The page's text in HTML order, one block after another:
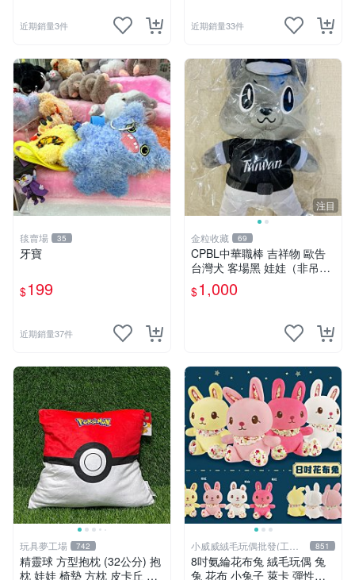
近期銷量3件 近期銷量33件
毯賣場 35
牙寶
$199
近期銷量37件
注目
金粒收藏 69
CPBL中華職棒 吉祥物 歐告
台灣犬 客場黑 娃娃（非吊
飾）
$1,000
玩具夢工場 742
精靈球 方型抱枕 (32公分) 抱
枕 娃娃 椅墊 方枕 皮卡丘 神
小威威絨毛玩偶批發(工廠
直營)
851
8吋氨綸花布兔 絨毛玩偶 兔
兔 花布 小兔子 萊卡 彈性布